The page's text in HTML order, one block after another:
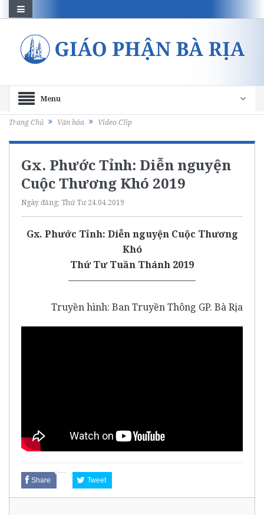
Menu
Trang Chủ Văn hóa Video Clip
Gx. Phước Tỉnh: Diễn nguyện
Cuộc Thương Khó 2019
Ngày đăng: Thứ Tư 24.04.2019
Gx. Phước Tỉnh: Diễn nguyện Cuộc Thương
Khó
Thứ Tư Tuần Thánh 2019
—————————————–
Truyền hình: Ban Truyền Thông GP. Bà Rịa
Share Tweet